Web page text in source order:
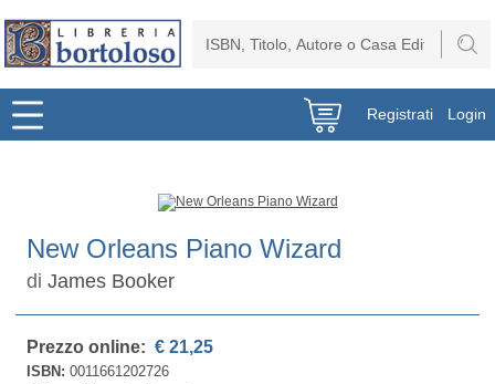
Registrati Login
New Orleans Piano Wizard
diJames Booker
Prezzo online: € 21,25
ISBN:0011661202726